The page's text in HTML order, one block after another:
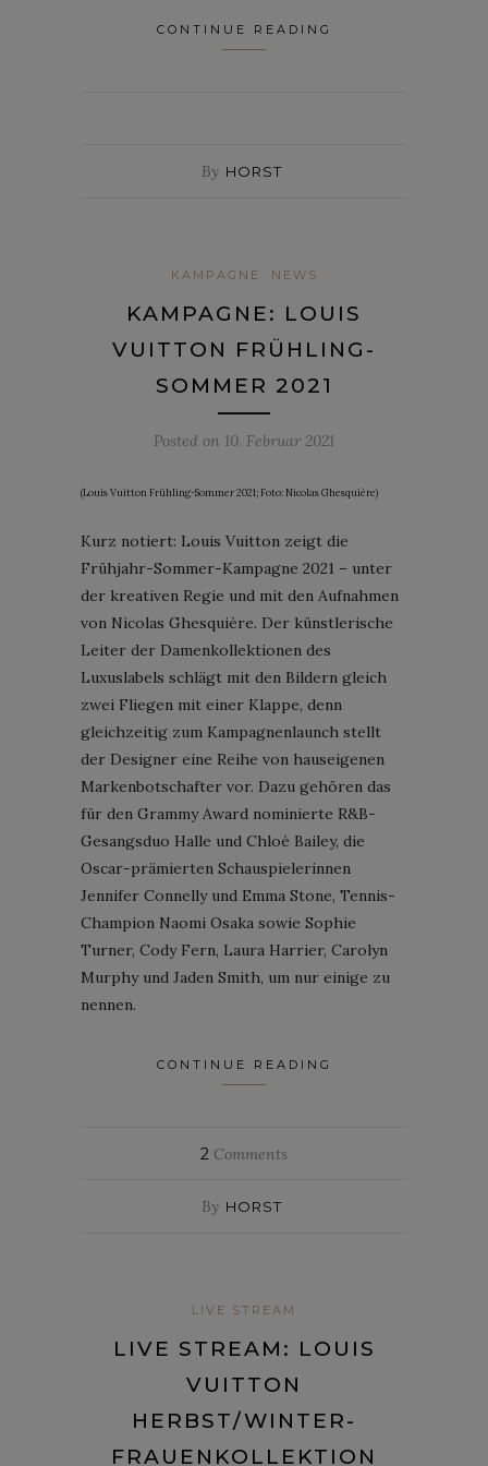
CONTINUE READING
By HORST
KAMPAGNE NEWS
KAMPAGNE: LOUIS
VUITTON FRÜHLING-
SOMMER 2021
Posted on 10. Februar 2021
(Louis Vuitton Frühling-Sommer 2021; Foto: Nicolas Ghesquière)
Kurz notiert: Louis Vuitton zeigt die
Frühjahr-Sommer-Kampagne 2021 – unter
der kreativen Regie und mit den Aufnahmen
von Nicolas Ghesquière. Der künstlerische
Leiter der Damenkollektionen des
Luxuslabels schlägt mit den Bildern gleich
zwei Fliegen mit einer Klappe, denn
gleichzeitig zum Kampagnenlaunch stellt
der Designer eine Reihe von hauseigenen
Markenbotschafter vor. Dazu gehören das
für den Grammy Award nominierte R&B-
Gesangsduo Halle und Chloé Bailey, die
Oscar-prämierten Schauspielerinnen
Jennifer Connelly und Emma Stone, Tennis-
Champion Naomi Osaka sowie Sophie
Turner, Cody Fern, Laura Harrier, Carolyn
Murphy und Jaden Smith, um nur einige zu
nennen.
CONTINUE READING
2 Comments
By HORST
LIVE STREAM
LIVE STREAM: LOUIS
VUITTON
HERBST/WINTER-
FRAUENKOLLEKTION